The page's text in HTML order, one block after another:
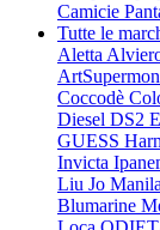
Camicie
Tutte le
Aletta
Coccodè
Diesel DS2
GUESS
Invicta
Liu Jo
Blumarine